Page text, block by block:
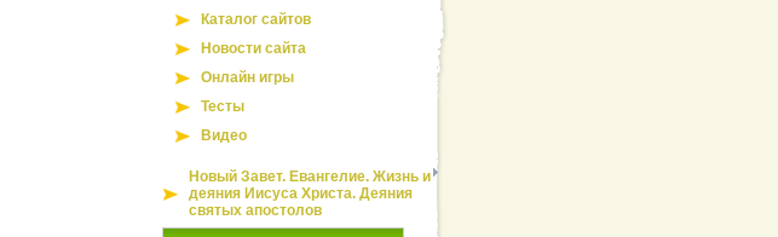
Каталог сайтов
Новости сайта
Онлайн игры
Тесты
Видео
Новый Завет. Евангелие. Жизнь и
деяния Иисуса Христа. Деяния
святых апостолов